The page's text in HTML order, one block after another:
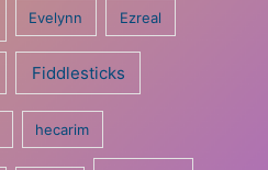
Evelynn Ezreal
Fiddlesticks
hecarim